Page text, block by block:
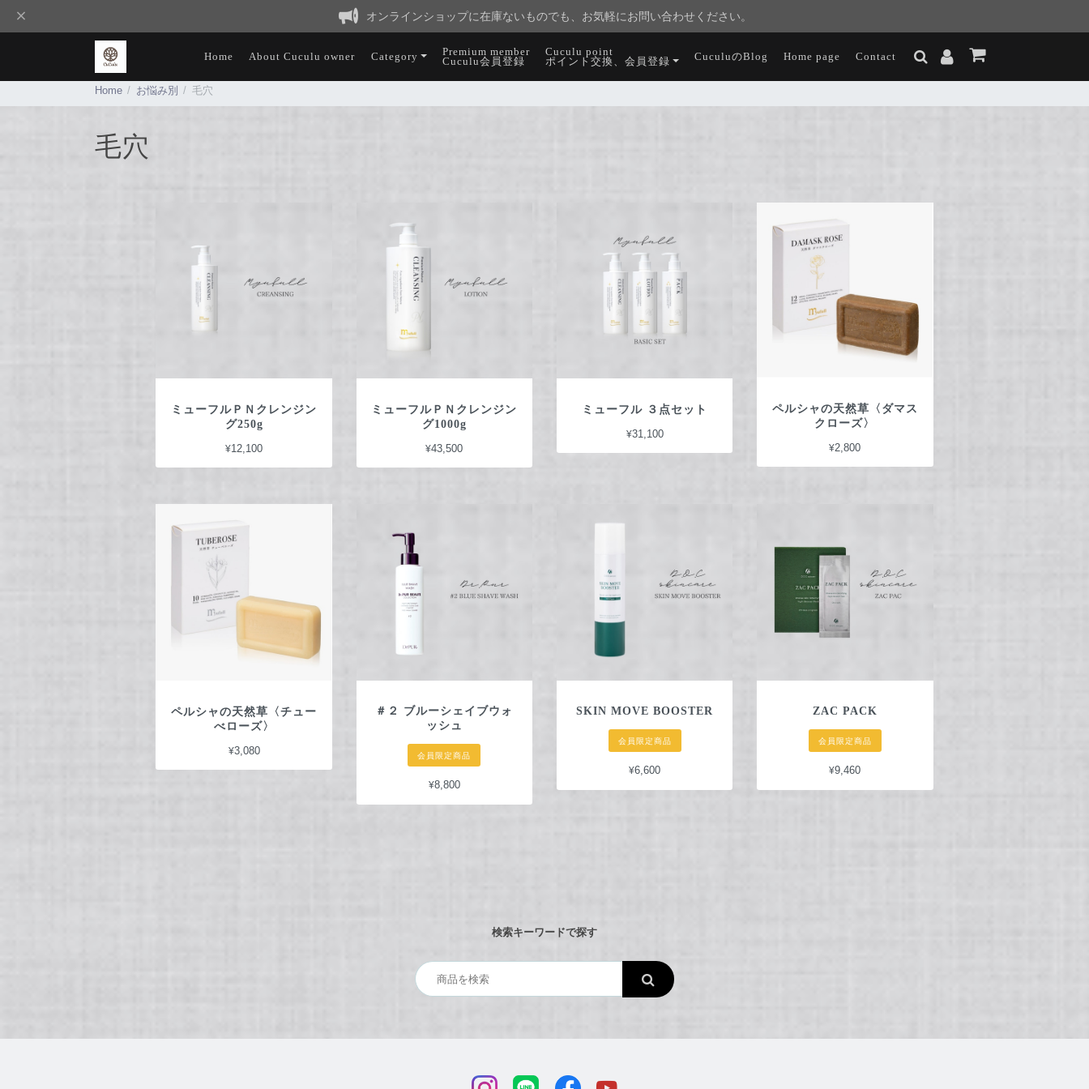
オンラインショップに在庫ないものでも、お気軽にお問い合わせください。
Home About Cuculu owner Category
Premium member
Cuculu会員登録
Cuculu point
ポイント交換、会員登録
CuculuのBlog Home page Contact
Home お悩み別 毛穴
毛穴
ミューフルＰＮクレンジン
グ250g
¥12,100
ミューフルＰＮクレンジン
グ1000g
¥43,500
ミューフル ３点セット
¥31,100
ペルシャの天然草〈ダマス
クローズ〉
¥2,800
ペルシャの天然草〈チュー
べローズ〉
¥3,080
＃２ ブルーシェイブウォ
ッシュ
会員限定商品
¥8,800
SKIN MOVE BOOSTER
会員限定商品
¥6,600
ZAC PACK
会員限定商品
¥9,460
検索キーワードで探す